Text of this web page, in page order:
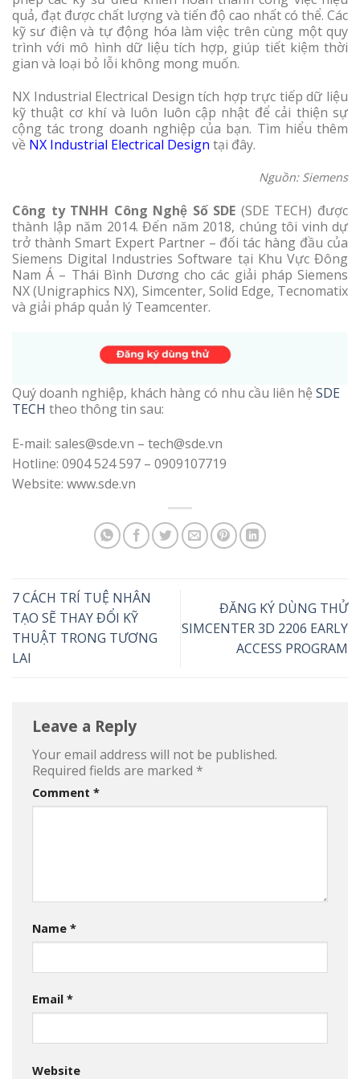
quả, đạt được chất lượng và tiến độ cao nhất có thể. Các
kỹ sư điện và tự động hóa làm việc trên cùng một quy
trình với mô hình dữ liệu tích hợp, giúp tiết kiệm thời
gian và loại bỏ lỗi không mong muốn.
NX Industrial Electrical Design tích hợp trực tiếp dữ liệu
kỹ thuật cơ khí và luôn luôn cập nhật để cải thiện sự
cộng tác trong doanh nghiệp của bạn. Tìm hiểu thêm
về NX Industrial Electrical Design tại đây.
Nguồn: Siemens
Công ty TNHH Công Nghệ Số SDE (SDE TECH) được
thành lập năm 2014. Đến năm 2018, chúng tôi vinh dự
trở thành Smart Expert Partner – đối tác hàng đầu của
Siemens Digital Industries Software tại Khu Vực Đông
Nam Á – Thái Bình Dương cho các giải pháp Siemens
NX (Unigraphics NX), Simcenter, Solid Edge, Tecnomatix
và giải pháp quản lý Teamcenter.
Quý doanh nghiệp, khách hàng có nhu cầu liên hệ SDE
TECH theo thông tin sau:
E-mail: sales@sde.vn – tech@sde.vn
Hotline: 0904 524 597 – 0909107719
Website: www.sde.vn
7 CÁCH TRÍ TUỆ NHÂN
TẠO SẼ THAY ĐỔI KỸ
THUẬT TRONG TƯƠNG
LAI
ĐĂNG KÝ DÙNG THỬ
SIMCENTER 3D 2206 EARLY
ACCESS PROGRAM
Leave a Reply
Your email address will not be published.
Required fields are marked *
Comment *
Name *
Email *
Website